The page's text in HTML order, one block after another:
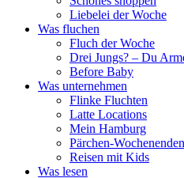
Liebelei der Woche
Was fluchen
Fluch der Woche
Drei Jungs? – Du
Before Baby
Was unternehmen
Flinke Fluchten
Latte Locations
Mein Hamburg
Pärchen-Wochenenden
Reisen mit Kids
Was lesen